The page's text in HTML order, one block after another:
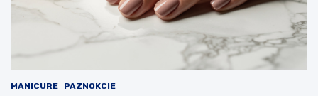
MANICURE PAZNOKCIE